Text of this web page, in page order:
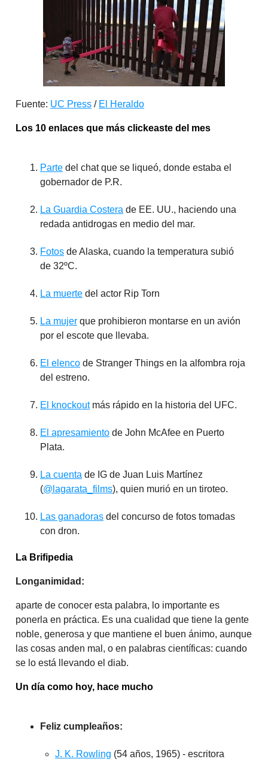
Fuente: UC Press / El Heraldo
Los 10 enlaces que más clickeaste del mes
Parte del chat que se liqueó, donde estaba el
gobernador de P.R.
La Guardia Costera de EE. UU., haciendo una
redada antidrogas en medio del mar.
Fotos de Alaska, cuando la temperatura subió
de 32ºC.
La muerte del actor Rip Torn
La mujer que prohibieron montarse en un avión
por el escote que llevaba.
El elenco de Stranger Things en la alfombra roja
del estreno.
El knockoutmás rápido en la historia del UFC.
El apresamiento de John McAfee en Puerto
Plata.
La cuenta de IG de Juan Luis Martínez
(@lagarata_films), quien murió en un tiroteo.
Las ganadoras del concurso de fotos tomadas
con dron.
La Brifipedia
Longanimidad:
aparte de conocer esta palabra, lo importante es
ponerla en práctica. Es una cualidad que tiene la gente
noble, generosa y que mantiene el buen ánimo, aunque
las cosas anden mal, o en palabras científicas: cuando
se lo está llevando el diab.
Un día como hoy, hace mucho
Feliz cumpleaños:
J. K. Rowling (54 años, 1965) - escritora